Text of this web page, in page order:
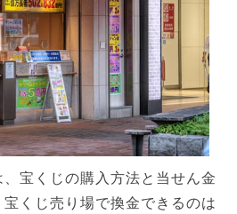
宝くじの購入方法と当せん金
くじ売り場で換金できるのは